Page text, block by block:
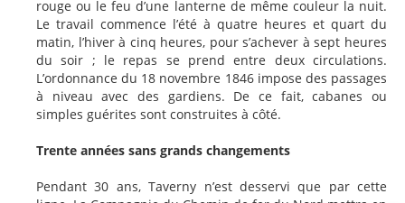
rouge ou le feu d’une lanterne de même couleur la nuit.
Le travail commence l’été à quatre heures et quart du
matin, l’hiver à cinq heures, pour s’achever à sept heures
du soir ; le repas se prend entre deux circulations.
L’ordonnance du 18 novembre 1846 impose des passages
à niveau avec des gardiens. De ce fait, cabanes ou
simples guérites sont construites à côté.
Trente années sans grands changements
Pendant 30 ans, Taverny n’est desservi que par cette